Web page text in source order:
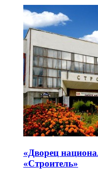
«Дворец
«Строитель»